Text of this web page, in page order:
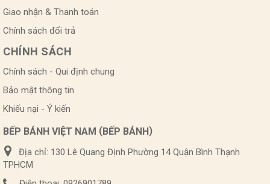
Giao nhận & Thanh toán
Chính sách đổi trả
CHÍNH SÁCH
Chính sách - Qui định chung
Bảo mật thông tin
Khiếu nại - Ý kiến
BẾP BÁNH VIỆT NAM (BẾP BÁNH)
Địa chỉ: 130 Lê Quang Định Phường 14 Quận Bình Thạnh
TPHCM